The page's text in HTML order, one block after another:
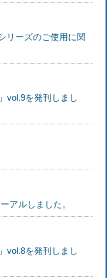
リーズのご使用に関
vol.9を発刊しまし
アルしました。
vol.8を発刊しまし